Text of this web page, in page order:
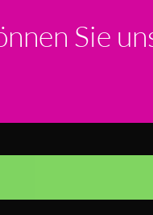
Sie